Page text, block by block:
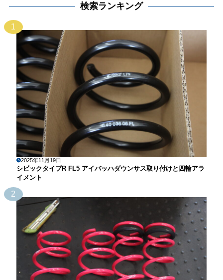
検索ランキング
1
2025年11月19日
シビックタイプR FL5 アイバッハダウンサス取り付けと四輪アラ
イメント
2